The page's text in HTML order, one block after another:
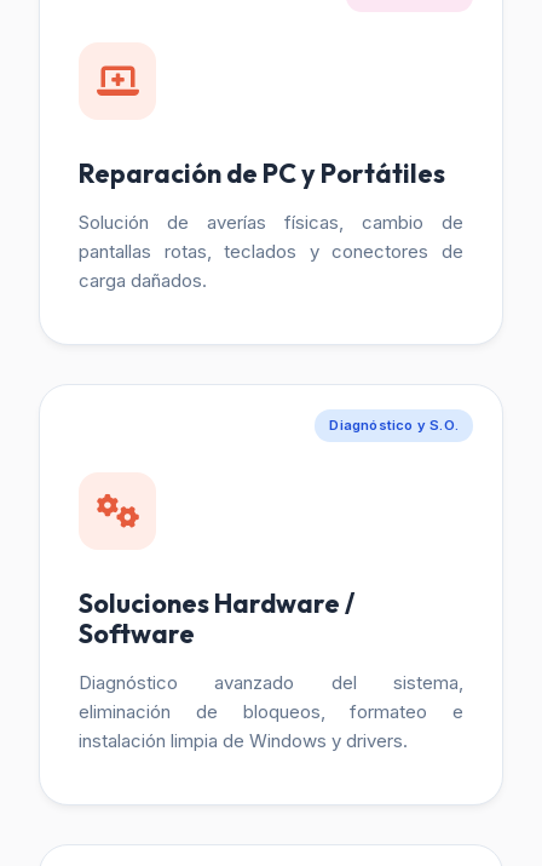
Reparación de PC y Portátiles
Solución de averías físicas, cambio de
pantallas rotas, teclados y conectores de
carga dañados.
Diagnóstico y S.O.
Soluciones Hardware /
Software
Diagnóstico avanzado del sistema,
eliminación de bloqueos, formateo e
instalación limpia de Windows y drivers.